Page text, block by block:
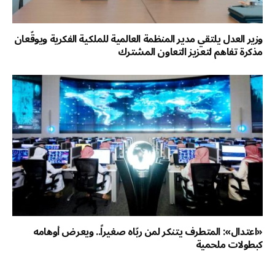
وزير العدل يلتقي مدير المنظمة العالمية للملكية الفكرية ويوقّعان
مذكرة تفاهم لتعزيز التعاون المشترك
«اعتدال»: المتطرف يتنكر لمن ربّاه صغيراً.. ويعرض أوهامه
كبطولات ملحمية